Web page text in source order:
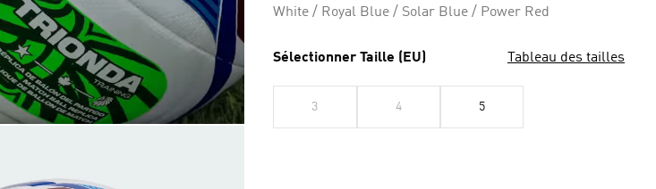
White / Royal Blue / Solar Blue / Power Red
Sélectionner Taille (EU) Tableau des tailles
3 4 5